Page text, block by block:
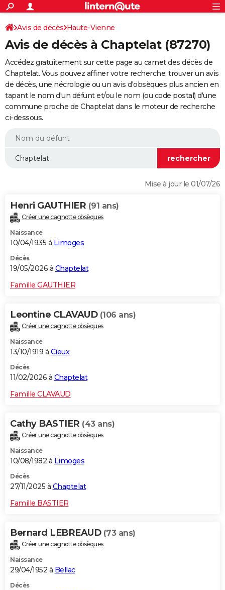
ACTUALITÉS
Politique
Société
Faits Divers
Education
Monde
Villes
+
SPORT
Coupe du monde 2026
Football
Tennis
Cyclisme
Rugby
Forum
Programme TV
TNT
Streaming
Cinéma
Sorties cinéma
Musique
+
FINANCE
Retraite
Epargne
Immobilier
Risques naturels par ville
Assurance
AUTO
Essais
Réserver un essai
Citadines
Berlines
SUV
Forum auto
+HIGH-TECH
BRICOLAGE
WEEK-END
Alimentation
Guide de la santé
Maladies
Médicaments
Sommeil
VOYAGE
Destinations
City break
Voyage nature
Voyage de noces
Forum
Climat
+PHOTO
GUIDES D'ACHAT
Carte de Noël
Carte Bonne année
Carte Saint-Valentin
Carte Pâques
Carte d'anniversaire
DICTIONNAIRE
Dictionnaire
Biographies
Citations
Expressions
Proverbes
PROGRAMME TV
S'inscrire
Se connecter
Lycées
Collèges
Primaires
Universités
Entreprises
Service militaire
Avis de recherche
AVIS DE DÉCÈS
FORUM
Bricolage
Lifestyle
Culture
Television
Voyage
S'inscrire
Connexion
Avis de décès Haute-Vienne
Avis de décès à Chaptelat (87270)
Accédez gratuitement sur cette page au carnet des décès de
Chaptelat. Vous pouvez affiner votre recherche, trouver un avis
de décès, une nécrologie ou un avis d'obsèques plus ancien en
tapant le nom d'un défunt et/ou le nom (ou code postal) d'une
commune proche de Chaptelat dans le moteur de recherche
ci-dessous.
Mise à jour le 01/07/26
Henri GAUTHIER (91 ans)
Créer une cagnotte obsèques
Naissance
10/04/1935 à Limoges
Décès
19/05/2026 à Chaptelat
Famille GAUTHIER
Leontine CLAVAUD (106 ans)
Créer une cagnotte obsèques
Naissance
13/10/1919 à Cieux
Décès
11/02/2026 à Chaptelat
Famille CLAVAUD
Cathy BASTIER (43 ans)
Créer une cagnotte obsèques
Naissance
10/08/1982 à Limoges
Décès
27/11/2025 à Chaptelat
Famille BASTIER
Bernard LEBREAUD (73 ans)
Créer une cagnotte obsèques
Naissance
29/04/1952 à Bellac
Décès